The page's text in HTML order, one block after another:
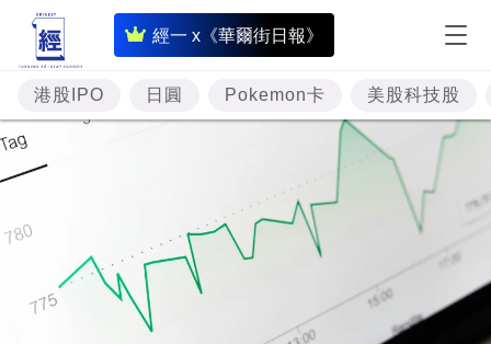
經一 x《華爾街日報》
即
時
財
經
資
樓
市
港股IPO 日圓 Pokemon卡 美股科技股